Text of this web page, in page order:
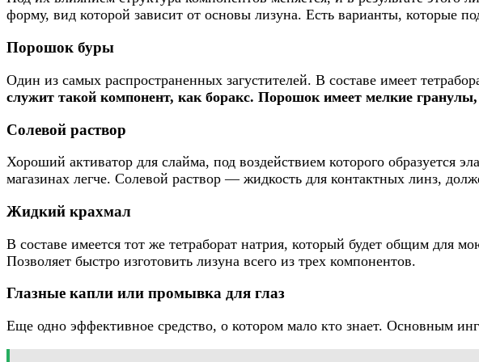
форму, вид которой зависит от основы лизуна. Есть варианты, которые
Порошок буры
Один из самых распространенных загустителей. В составе имеет
служит такой компонент, как боракс. Порошок имеет мелкие
Солевой раствор
Хороший активатор для слайма, под воздействием которого образуется
магазинах легче. Солевой раствор — жидкость для контактных линз,
Жидкий крахмал
В составе имеется тот же тетраборат натрия, который будет общим для
Позволяет быстро изготовить лизуна всего из трех компонентов.
Глазные капли или промывка для глаз
Еще одно эффективное средство, о котором мало кто знает. Основным